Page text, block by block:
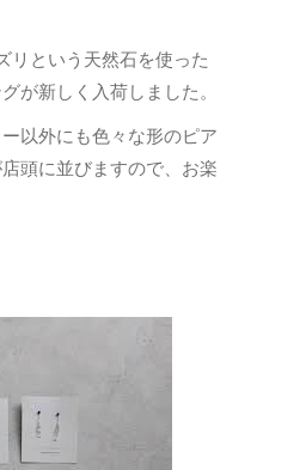
リという天然石を使った
が新しく入荷しました。
以外にも色々な形のピア
頭に並びますので、お楽